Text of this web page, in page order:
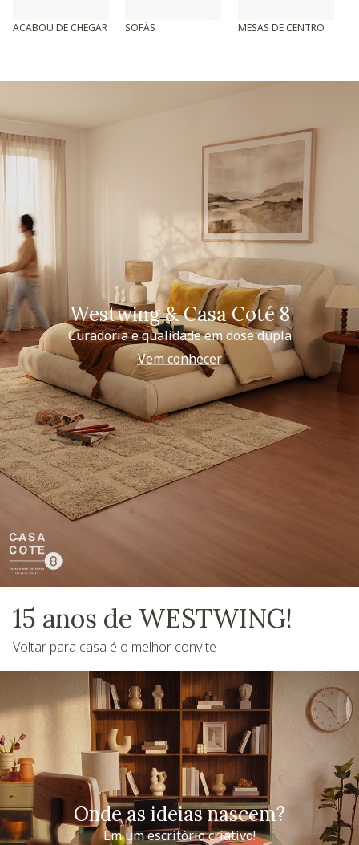
ACABOU DE CHEGAR SOFÁS MESAS DE CENTRO
Westwing & Casa Coté 8
Curadoria e qualidade em dose dupla
Vem conhecer
15 anos de WESTWING!
Voltar para casa é o melhor convite
Onde as ideias nascem?
Em um escritório criativo!